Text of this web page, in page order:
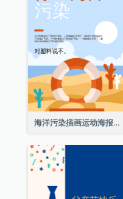
海洋污染插画运动海报